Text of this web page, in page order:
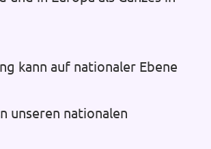
kann auf nationaler Ebene
unseren nationalen